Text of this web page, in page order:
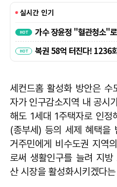
세컨드홈 활성화 방안은 수
자가 인구감소지역 내 공시
해도 1세대 1주택자로 인정
(종부세) 등의 세제 혜택을
거주민에게 비수도권 지역
로써 생활인구를 늘려 지
산 시장을 활성화시키겠다